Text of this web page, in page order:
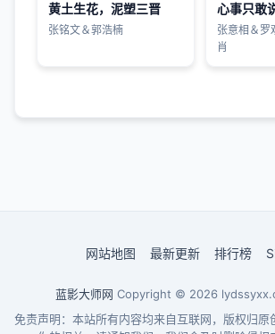
黄土生花，泥塑三晋
张铭文＆郭浩楠
心事只敢
张意相＆罗
肖
网站地图 最新更新 排行榜
蓝影大师网 Copyright © 2026
免责声明：本站所有内容均来自互联网，版权归原